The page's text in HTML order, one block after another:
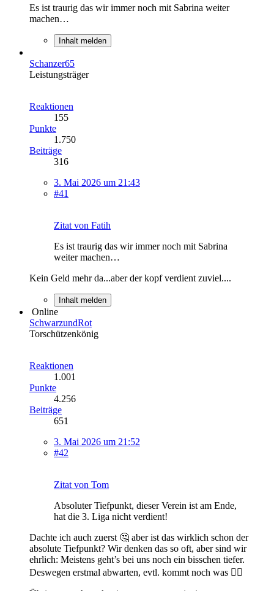
Es ist traurig das wir immer noch mit Sabrina weiter
machen…
Inhalt melden
Schanzer65
Leistungsträger
Reaktionen
155
Punkte
1.750
Beiträge
316
3. Mai 2026 um 21:43
#41
Zitat von Fatih
Es ist traurig das wir immer noch mit Sabrina
weiter machen…
Kein Geld mehr da...aber der kopf verdient zuviel....
Inhalt melden
Online
SchwarzundRot
Torschützenkönig
Reaktionen
1.001
Punkte
4.256
Beiträge
651
3. Mai 2026 um 21:52
#42
Zitat von Tom
Absoluter Tiefpunkt, dieser Verein ist am Ende,
hat die 3. Liga nicht verdient!
Dachte ich auch zuerst 🤔 aber ist das wirklich schon der
absolute Tiefpunkt? Wir denken das so oft, aber sind wir
ehrlich: Meistens geht’s bei uns noch ein bisschen tiefer.
Deswegen erstmal abwarten, evtl. kommt noch was 👍🏼